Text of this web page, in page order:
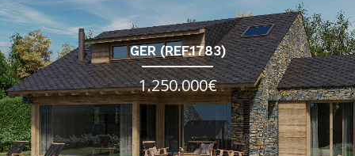
GER (REF.1783)
1.250.000€